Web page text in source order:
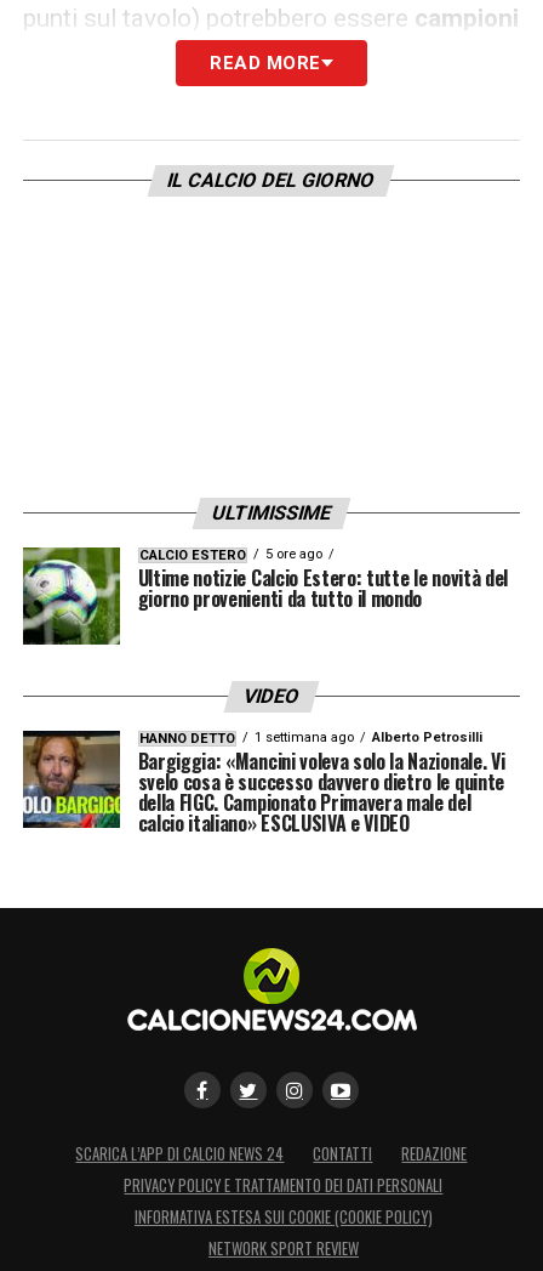
punti sul tavolo) potrebbero essere campioni
di Francia tra cinque partite
OMc’è ilNizzache gioca domani
una vittoria aggancerebbero i rivali.
READ MORE
IL CALCIO DEL GIORNO
ULTIMISSIME
CALCIO ESTERO 5 ore ago
Ultime notizie Calcio Estero: tutte le novità del
giorno provenienti da tutto il mondo
VIDEO
HANNO DETTO 1 settimana ago Alberto Petrosilli
Bargiggia: «Mancini voleva solo la Nazionale. Vi
svelo cosa è successo davvero dietro le quinte
della FIGC. Campionato Primavera male del
calcio italiano» ESCLUSIVA e VIDEO
SCARICA L’APP DI CALCIO NEWS 24 CONTATTI
REDAZIONE
PRIVACY POLICY E TRATTAMENTO DEI DATI PERSONALI
INFORMATIVA ESTESA SUI COOKIE (COOKIE POLICY)
NETWORK SPORT REVIEW